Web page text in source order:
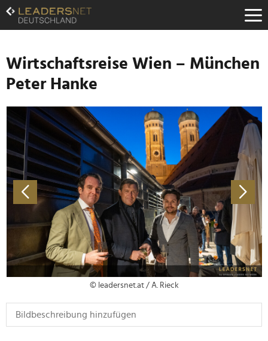
Zum
Inhalt
Zur
Navigation
Zur
Hauptnavigation
Wirtschaftsreise Wien – München
Peter Hanke
© leadersnet.at / A. Rieck